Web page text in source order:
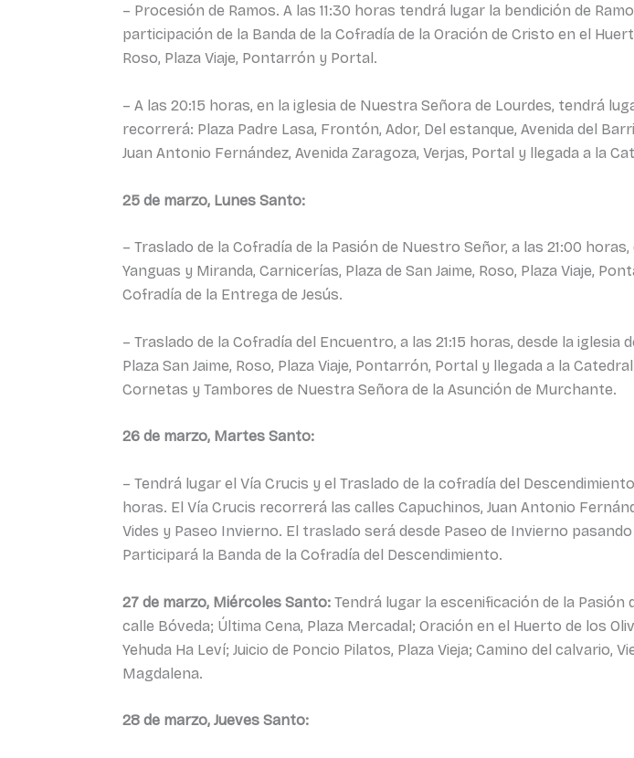
– Procesión de Ramos. A las 11:30 horas tendrá lugar la bendición de
participación de la Banda de la Cofradía de la Oración de Cristo en el
Roso, Plaza Viaje, Pontarrón y Portal.
– A las 20:15 horas, en la iglesia de Nuestra Señora de Lourdes, tendrá
recorrerá: Plaza Padre Lasa, Frontón, Ador, Del estanque, Avenida del
Juan Antonio Fernández, Avenida Zaragoza, Verjas, Portal y llegada a la
25 de marzo, Lunes Santo:
– Traslado de la Cofradía de la Pasión de Nuestro Señor, a las 21:00
Yanguas y Miranda, Carnicerías, Plaza de San Jaime, Roso, Plaza Viaje,
Cofradía de la Entrega de Jesús.
– Traslado de la Cofradía del Encuentro, a las 21:15 horas, desde la
Plaza San Jaime, Roso, Plaza Viaje, Pontarrón, Portal y llegada a la
Cornetas y Tambores de Nuestra Señora de la Asunción de Murchante.
26 de marzo, Martes Santo:
– Tendrá lugar el Vía Crucis y el Traslado de la cofradía del
horas. El Vía Crucis recorrerá las calles Capuchinos, Juan Antonio
Vides y Paseo Invierno. El traslado será desde Paseo de Invierno
Participará la Banda de la Cofradía del Descendimiento.
27 de marzo, Miércoles Santo: Tendrá lugar la escenificación de la
calle Bóveda; Última Cena, Plaza Mercadal; Oración en el Huerto de los
Yehuda Ha Leví; Juicio de Poncio Pilatos, Plaza Vieja; Camino del
Magdalena.
28 de marzo, Jueves Santo: